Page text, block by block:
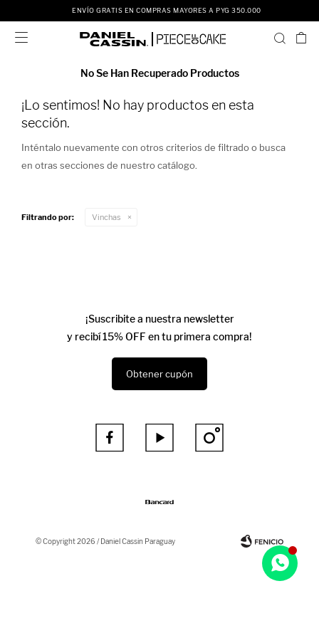
ENVÍO GRATIS EN COMPRAS MAYORES A PYG 350.000

No Se Han Recuperado Productos
¡Lo sentimos! No hay productos en esta
sección.
Inténtalo nuevamente con otros criterios de filtrado o busca
en otras secciones de nuestro catálogo.
Filtrando por: Vinchas
¡Suscribite a nuestra newsletter
y recibí 15% OFF en tu primera compra!
Obtener cupón
  
© Copyright 2026 / Daniel Cassin Paraguay